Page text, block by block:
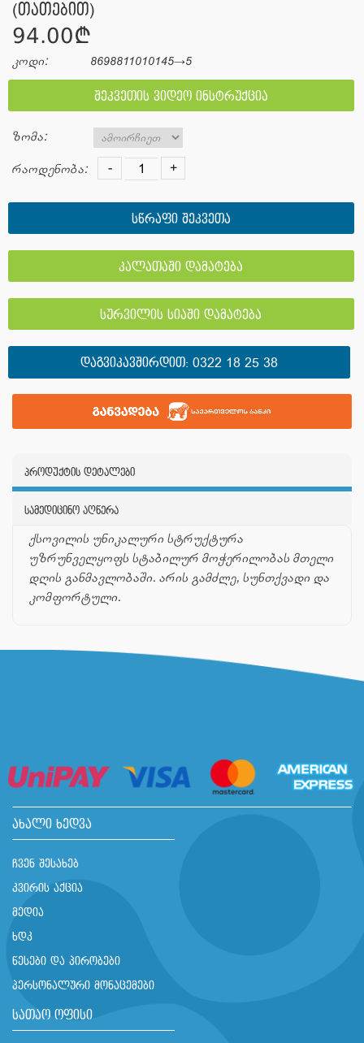
(თათებით)
94.00¢
კოდი: 8698811010145→5
შეკვეთის ვიდეო ინსტრუქცია
ზომა:
რაოდენობა: - +
სწრაფი შეკვეთა
კალათაში დამატება
სურვილის სიაში დამატება
ᲓᲐᲒᲕᲘᲙᲐᲕᲨᲘᲠᲓᲘᲗ:0322 18 25 38
პროდუქტის დეტალები
სამედიცინო აღწერა
ქსოვილის უნიკალური სტრუქტურა
უზრუნველყოფს სტაბილურ მოჭერილობას მთელი
დღის განმავლობაში. არის გამძლე, სუნთქვადი და
კომფორტული.
ახალი ხედვა
ჩვენ შესახებ
კვირის აქცია
მედია
ხდკ
წესები და პირობები
პერსონალური მონაცემები
სათაო ოფისი